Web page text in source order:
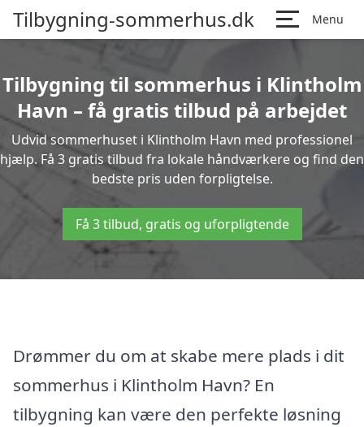
Tilbygning-sommerhus.dk Menu
Tilbygning til sommerhus i Klintholm
Havn – få gratis tilbud på arbejdet
Udvid sommerhuset i Klintholm Havn med professionel
hjælp. Få 3 gratis tilbud fra lokale håndværkere og find den
bedste pris uden forpligtelse.
Få 3 tilbud, gratis og uforpligtende
Drømmer du om at skabe mere plads i dit
sommerhus i Klintholm Havn? En
tilbygning kan være den perfekte løsning